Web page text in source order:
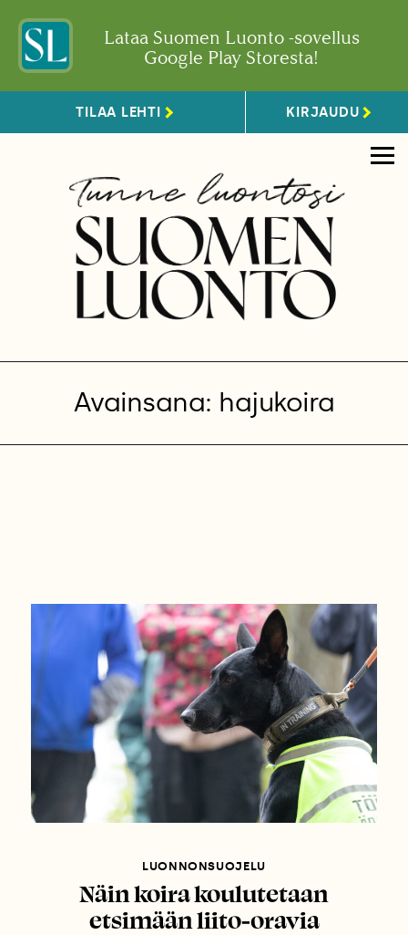
Lataa Suomen Luonto -sovellus
Google Play Storesta!
TILAA LEHTI KIRJAUDU
Avainsana: hajukoira
LUONNONSUOJELU
Näin koira koulutetaan
etsimään liito-oravia